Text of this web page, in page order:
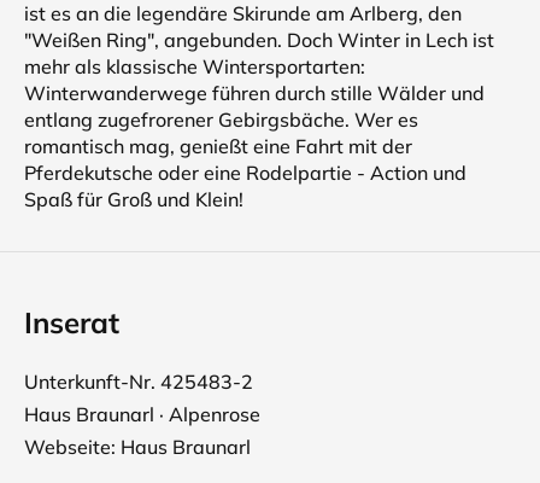
ist es an die legendäre Skirunde am Arlberg, den
"Weißen Ring", angebunden. Doch Winter in Lech ist
mehr als klassische Wintersportarten:
Winterwanderwege führen durch stille Wälder und
entlang zugefrorener Gebirgsbäche. Wer es
romantisch mag, genießt eine Fahrt mit der
Pferdekutsche oder eine Rodelpartie - Action und
Spaß für Groß und Klein!
Inserat
Unterkunft-Nr. 425483-2
Haus Braunarl · Alpenrose
Webseite: Haus Braunarl